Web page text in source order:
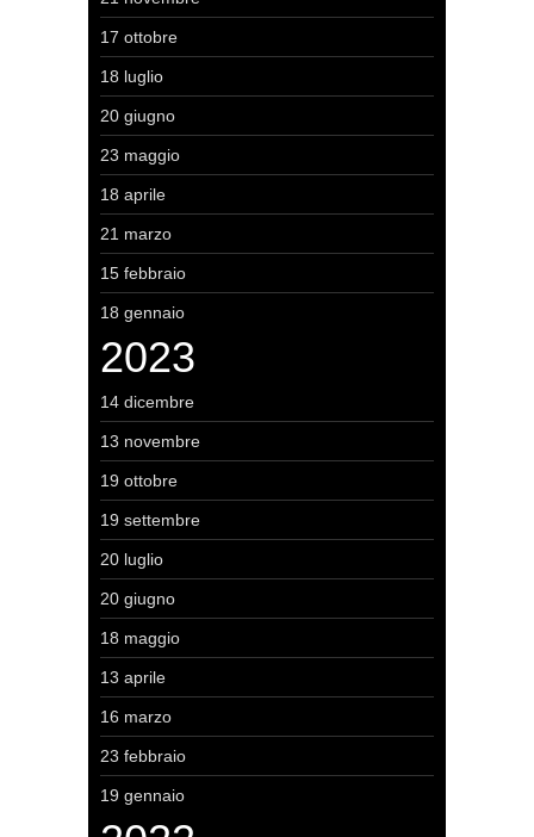
17 ottobre
18 luglio
20 giugno
23 maggio
18 aprile
21 marzo
15 febbraio
18 gennaio
2023
14 dicembre
13 novembre
19 ottobre
19 settembre
20 luglio
20 giugno
18 maggio
13 aprile
16 marzo
23 febbraio
19 gennaio